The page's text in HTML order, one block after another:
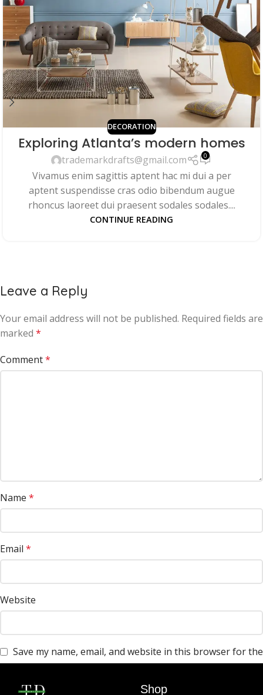
DECORATION
Exploring Atlanta’s modern homes
trademarkdrafts@gmail.com 0
Vivamus enim sagittis aptent hac mi dui a per
aptent suspendisse cras odio bibendum augue
rhoncus laoreet dui praesent sodales sodales....
CONTINUE READING
Leave a Reply
Your email address will not be published. Required fields are
marked *
Comment*
Name *
Email *
Website
Save my name, email, and website in this browser for the
next time I comment.
Shop